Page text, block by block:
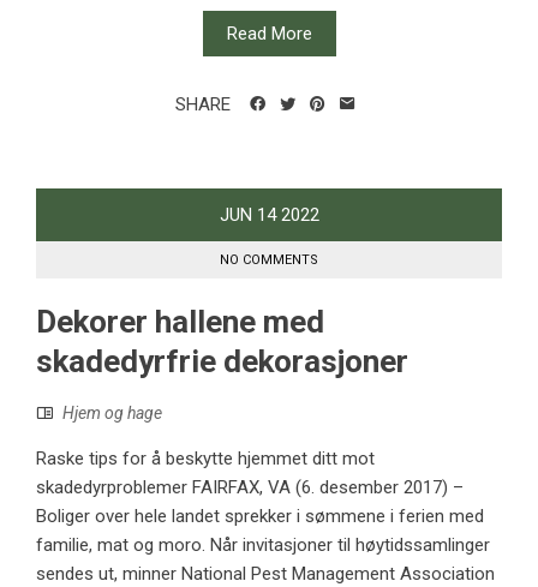
Read More
SHARE
JUN 14 2022
NO COMMENTS
Dekorer hallene med
skadedyrfrie dekorasjoner
Hjem og hage
Raske tips for å beskytte hjemmet ditt mot
skadedyrproblemer FAIRFAX, VA (6. desember 2017) –
Boliger over hele landet sprekker i sømmene i ferien med
familie, mat og moro. Når invitasjoner til høytidssamlinger
sendes ut, minner National Pest Management Association